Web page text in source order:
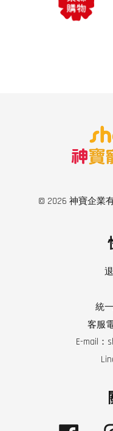
© 2026 神寶企業
統
客服
E-mail：